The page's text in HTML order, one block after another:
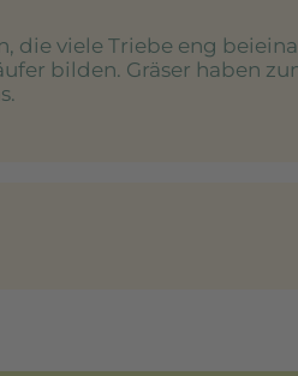
die viele Triebe eng
bilden. Gräser haben